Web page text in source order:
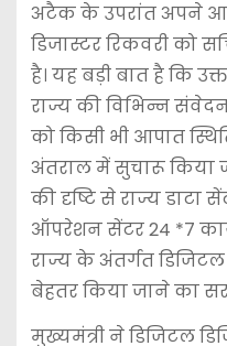
अटैक के उपरांत अपने आप
डिजास्टर रिकवरी को
है। यह बड़ी बात है कि
राज्य की विभिन्न
को किसी भी आपात
अंतराल में सुचारू किया
की दृष्टि से राज्य डाटा
ऑपरेशन सेंटर 24 *7
राज्य के अंतर्गत
बेहतर किया जाने का
मुख्यमंत्री ने डिजिटल